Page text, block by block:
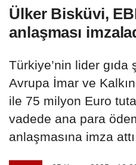
Ülker Bisküvi,
anlaşması
Türkiye’nin lider
Avrupa İmar ve
ile 75 milyon Euro
vadede ana para
anlaşmasına imza